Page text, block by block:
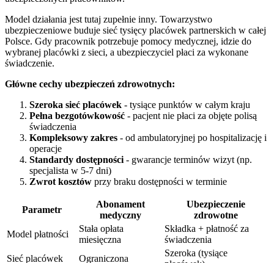
Model działania jest tutaj zupełnie inny. Towarzystwo
ubezpieczeniowe buduje sieć tysięcy placówek partnerskich w całej
Polsce. Gdy pracownik potrzebuje pomocy medycznej, idzie do
wybranej placówki z sieci, a ubezpieczyciel płaci za wykonane
świadczenie.
Główne cechy ubezpieczeń zdrowotnych:
Szeroka sieć placówek - tysiące punktów w całym kraju
Pełna bezgotówkowość - pacjent nie płaci za objęte polisą
świadczenia
Kompleksowy zakres - od ambulatoryjnej po hospitalizację i
operacje
Standardy dostępności - gwarancje terminów wizyt (np.
specjalista w 5-7 dni)
Zwrot kosztów przy braku dostępności w terminie
Parametr
Abonament
medyczny
Ubezpieczenie
zdrowotne
Model płatności
Stała opłata
miesięczna
Składka + płatność za
świadczenia
Sieć placówek
Ograniczona
Szeroka (tysiące